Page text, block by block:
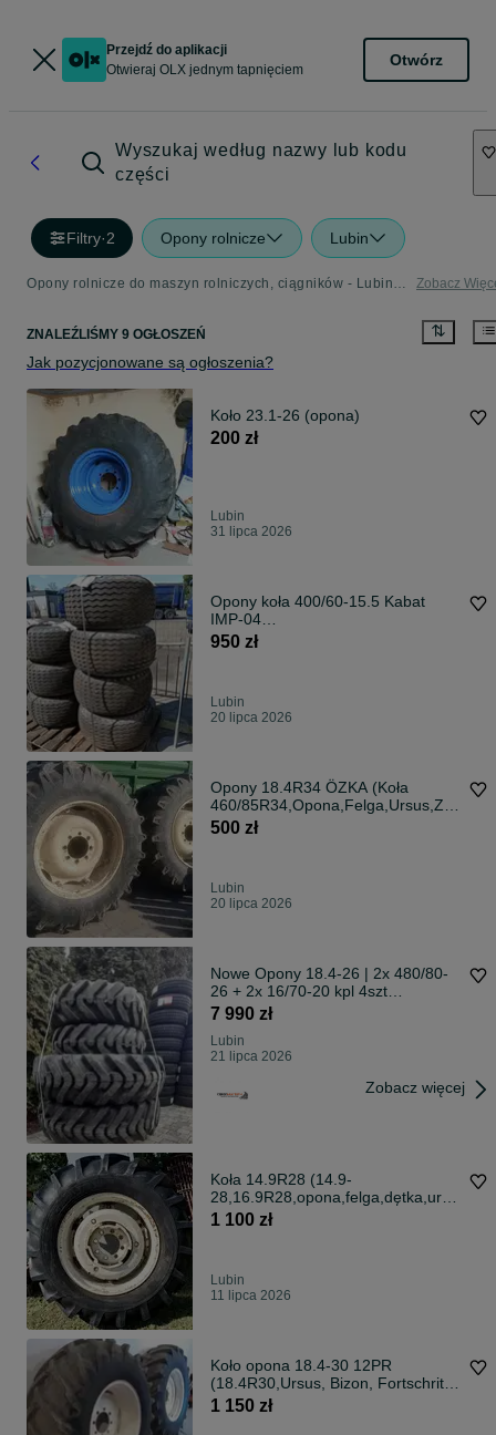
Przejdź do aplikacji
Otwieraj OLX jednym tapnięciem
Otwórz
Wyszukaj według nazwy lub kodu
części
Filtry·2 Opony rolnicze Lubin
Opony rolnicze do maszyn rolniczych, ciągników - Lubin - sprawdź kategorię Rolnictwo Zobacz
ZNALEŹLIŚMY 9 OGŁOSZEŃ
Jak pozycjonowane są ogłoszenia?
Koło 23.1-26 (opona)
200 zł
Lubin
31 lipca 2026
Opony koła 400/60-15.5 Kabat
IMP-04
(nowe,wzmocnione,leśne,wysyłka)
950 zł
Lubin
20 lipca 2026
Opony 18.4R34 ÖZKA (Koła
460/85R34,Opona,Felga,Ursus,Zet
or,Transport)
500 zł
Lubin
20 lipca 2026
Nowe Opony 18.4-26 | 2x 480/80-
26 + 2x 16/70-20 kpl 4szt
Dostawa0zł
7 990 zł
Lubin
21 lipca 2026
Zobacz więcej
Koła 14.9R28 (14.9-
28,16.9R28,opona,felga,dętka,ursu
s c360)
1 100 zł
Lubin
11 lipca 2026
Koło opona 18.4-30 12PR
(18.4R30,Ursus, Bizon, Fortschritt)
Pneumant
1 150 zł